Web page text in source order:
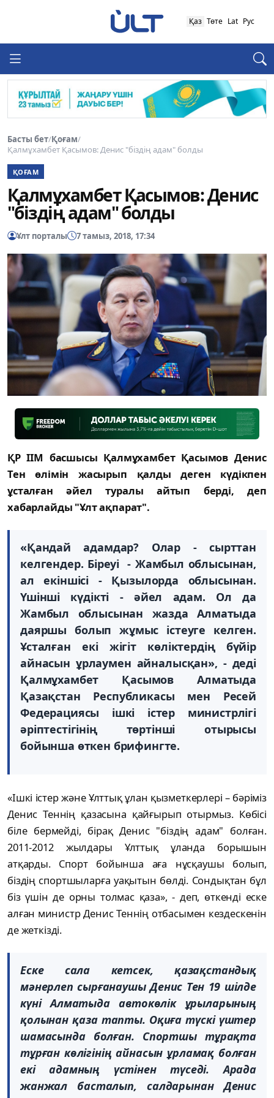
Қаз Төте Lat Рус
Басты бет/Қоғам/
Қалмұхамбет Қасымов: Денис "біздің адам" болды
ҚОҒАМ
Қалмұхамбет Қасымов: Денис
"біздің адам" болды
Ұлт порталы 7 тамыз, 2018, 17:34
ҚР ІІМ басшысы Қалмұхамбет Қасымов Денис
Тен өлімін жасырып қалды деген күдікпен
ұсталған əйел туралы айтып берді, деп
хабарлайды "Ұлт ақпарат".
«Қандай адамдар? Олар - сырттан
келгендер. Біреуі - Жамбыл облысынан,
ал екіншісі - Қызылорда облысынан.
Үшінші күдікті - əйел адам. Ол да
Жамбыл облысынан жазда Алматыда
даяршы болып жұмыс істеуге келген.
Ұсталған екі жігіт көліктердің бүйір
айнасын ұрлаумен айналысқан», - деді
Қалмұхамбет Қасымов Алматыда
Қазақстан Республикасы мен Ресей
Федерациясы ішкі істер министрлігі
әріптестігінің төртінші отырысы
бойынша өткен брифингте.
«Ішкі істер және Ұлттық ұлан қызметкерлері – бәріміз
Денис Теннің қазасына қайғырып отырмыз. Көбісі
біле бермейді, бірақ Денис "біздің адам" болған.
2011-2012 жылдары Ұлттық ұланда борышын
атқарды. Спорт бойынша аға нұсқаушы болып,
біздің спортшыларға уақытын бөлді. Сондықтан бұл
біз үшін де орны толмас қаза», - деп, өткенді еске
алған министр Денис Теннің отбасымен кездескенін
де жеткізді.
Еске сала кетсек, қазақстандық
мәнерлеп сырғанаушы Денис Тен 19 шілде
күні Алматыда автокөлік ұрыларының
қолынан қаза тапты. Оқиға түскі үштер
шамасында болған. Спортшы тұрақта
тұрған көлігінің айнасын ұрламақ болған
екі адамның үстінен түседі. Арада
жанжал басталып, салдарынан Денис